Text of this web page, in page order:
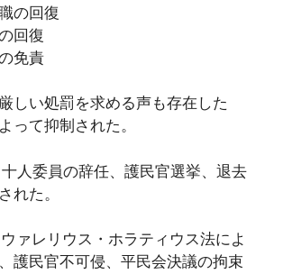
の回復
回復
免責
しい処罰を求める声も存在した
って抑制された。
人委員の辞任、護民官選挙、退去
れた。
ァレリウス・ホラティウス法によ
護民官不可侵、平民会決議の拘束